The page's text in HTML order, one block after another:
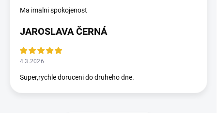
Ma imalni spokojenost
JAROSLAVA ČERNÁ
4.3.2026
Super,rychle doruceni do druheho dne.